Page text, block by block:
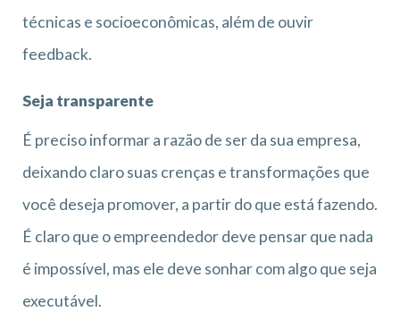
técnicas e socioeconômicas, além de ouvir
feedback.
Seja transparente
É preciso informar a razão de ser da sua empresa,
deixando claro suas crenças e transformações que
você deseja promover, a partir do que está fazendo.
É claro que o empreendedor deve pensar que nada
é impossível, mas ele deve sonhar com algo que seja
executável.